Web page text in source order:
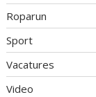
Roparun
Sport
Vacatures
Video